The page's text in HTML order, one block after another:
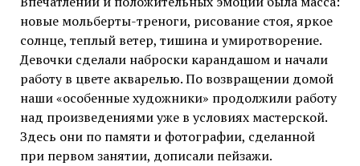
новые мольберты-треноги, рисование стоя, яркое
солнце, теплый ветер, тишина и умиротворение.
Девочки сделали наброски карандашом и начали
работу в цвете акварелью. По возвращении домой
наши «особенные художники» продолжили работу
над произведениями уже в условиях мастерской.
Здесь они по памяти и фотографии, сделанной
при первом занятии, дописали пейзажи.